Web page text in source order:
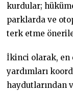
kurdular;
parklarda ve
terk etme
İkinci olarak, en
yardımları
haydutlarından